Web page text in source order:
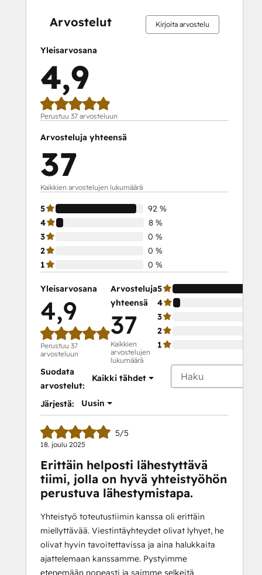
Service Hub Demo Certification
Social Media Marketing Certification
Social Media Marketing Certification II
Solutions Architecture Foundations
Arvostelut Kirjoita arvostelu
Yleisarvosana
4,9
Perustuu 37 arvosteluun
Arvosteluja yhteensä
37
Kaikkien arvostelujen lukumäärä
5
92 %
4
8 %
3
0 %
2
0 %
1
0 %
Yleisarvosana
4,9
Perustuu 37
arvosteluun
Arvosteluja
yhteensä
37
Kaikkien
arvostelujen
lukumäärä
5
4
3
2
1
Suodata
arvostelut:
Kaikki tähdet
Järjestä: Uusin
5/5
18. joulu 2025
Erittäin helposti lähestyttävä
tiimi, jolla on hyvä yhteistyöhön
perustuva lähestymistapa.
Yhteistyö toteutustiimin kanssa oli erittäin
miellyttävää. Viestintäyhteydet olivat lyhyet, he
olivat hyvin tavoitettavissa ja aina halukkaita
ajattelemaan kanssamme. Pystyimme
etenemään nopeasti ja saimme selkeitä